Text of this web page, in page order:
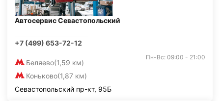
Автосервис Севастопольский
+7 (499) 653-72-12
Беляево(1,59 км)
Коньково(1,87 км)
Пн-Вс: 09:00 - 21:00
Севастопольский пр-кт, 95Б